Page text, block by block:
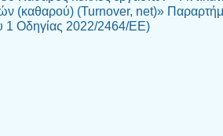
(καθαρού) (Turnover, net)»
1 Οδηγίας 2022/2464/ΕΕ)